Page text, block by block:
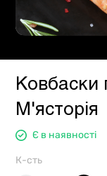
Ковбаски
М'ясторія
Є в наявності
К-сть